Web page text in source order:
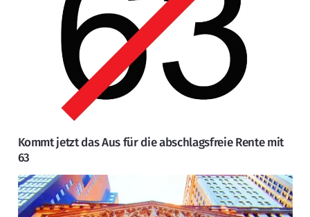
Kommt jetzt das Aus für die abschlagsfreie Rente mit
63